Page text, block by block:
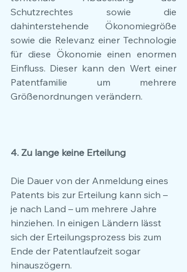
Schutzrechtes sowie die
dahinterstehende Ökonomiegröße
sowie die Relevanz einer Technologie
für diese Ökonomie einen enormen
Einfluss. Dieser kann den Wert einer
Patentfamilie um mehrere
Größenordnungen verändern.
4. Zu lange keine Erteilung
Die Dauer von der Anmeldung eines
Patents bis zur Erteilung kann sich –
je nach Land – um mehrere Jahre
hinziehen. In einigen Ländern lässt
sich der Erteilungsprozess bis zum
Ende der Patentlaufzeit sogar
hinauszögern.